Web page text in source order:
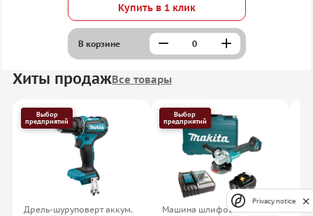
Купить в 1 клик
В корзине
Хиты продажВсе товары
Выбор
предприятий
Дрель-шуруповерт аккум.
Выбор
предприятий
Машина шлифовальная
Privacy notice